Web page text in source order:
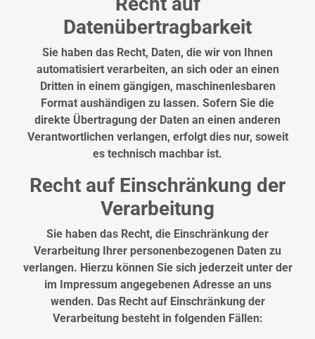
Datenübertragbarkeit
Sie haben das Recht, Daten, die wir von Ihnen
automatisiert verarbeiten, an sich oder an einen
Dritten in einem gängigen, maschinenlesbaren
Format aushändigen zu lassen. Sofern Sie die
direkte Übertragung der Daten an einen anderen
Verantwortlichen verlangen, erfolgt dies nur, soweit
es technisch machbar ist.
Recht auf Einschränkung der
Verarbeitung
Sie haben das Recht, die Einschränkung der
Verarbeitung Ihrer personenbezogenen Daten zu
verlangen. Hierzu können Sie sich jederzeit unter der
im Impressum angegebenen Adresse an uns
wenden. Das Recht auf Einschränkung der
Verarbeitung besteht in folgenden Fällen: